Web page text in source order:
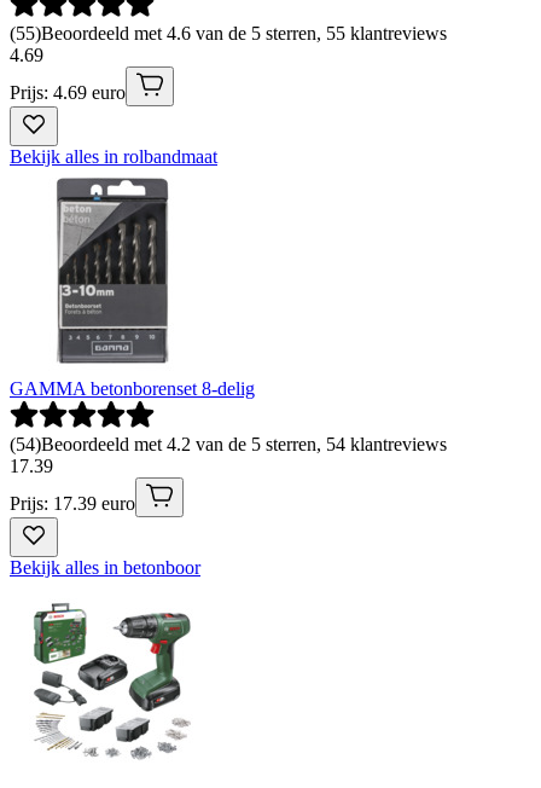
(55)Beoordeeld met 4.6 van de 5 sterren, 55 klantreviews
4.69
Prijs: 4.69 euro
Bekijk alles in rolbandmaat
GAMMA betonborenset 8-delig
(54)Beoordeeld met 4.2 van de 5 sterren, 54 klantreviews
17.39
Prijs: 17.39 euro
Bekijk alles in betonboor